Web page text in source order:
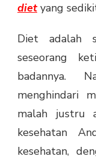
dietyang
Diet adalah
seseorang
badannya.
menghindari
malah justru
kesehatan
kesehatan,